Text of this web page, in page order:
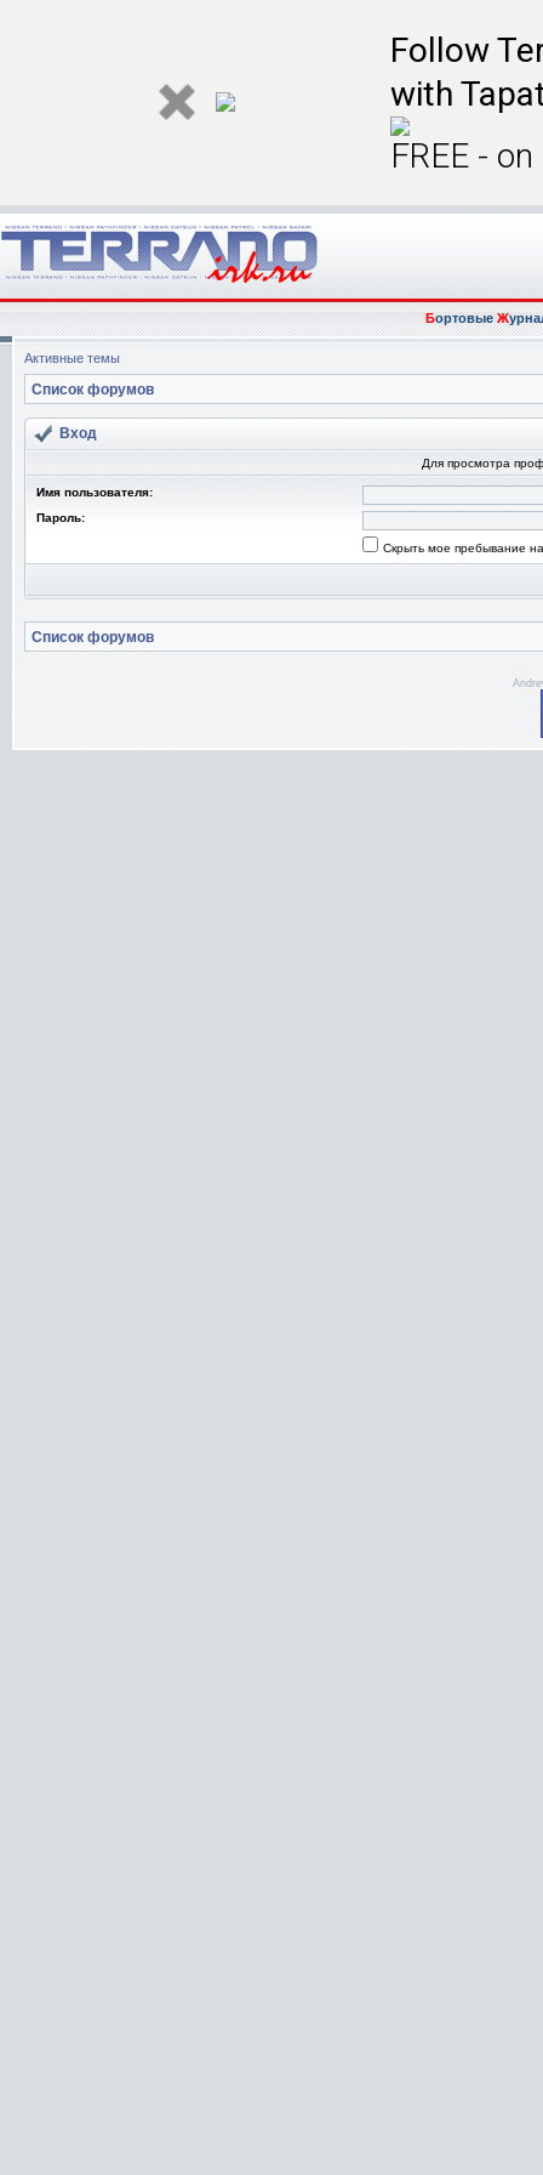
Follow
with
FREE -
БортовыеЖ
Активные темы
Список форумов
Вход
Для просмотра
Имя пользователя:
Пароль:
Скрыть мое пребывание
Список форумов